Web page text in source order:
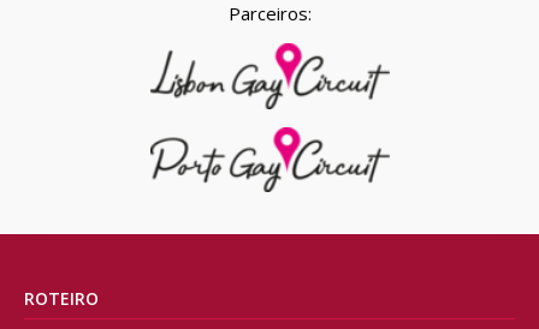
Parceiros:
ROTEIRO